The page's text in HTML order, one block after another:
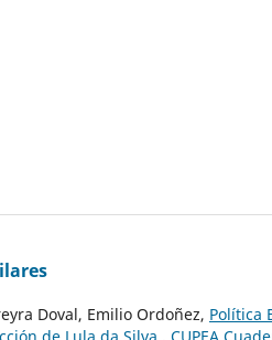
Doval, Emilio Ordoñez, Política
de Lula da Silva , CUPEA